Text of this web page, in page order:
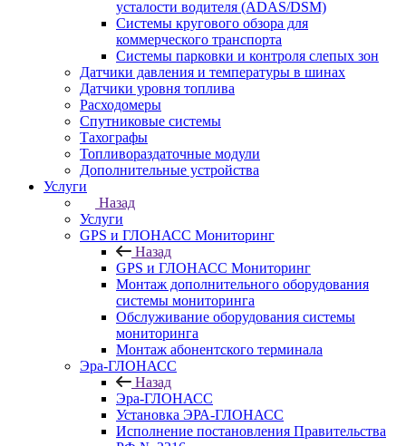
усталости водителя (ADAS/DSM)
Системы кругового обзора для
коммерческого транспорта
Системы парковки и контроля слепых зон
Датчики давления и температуры в шинах
Датчики уровня топлива
Расходомеры
Спутниковые системы
Тахографы
Топливораздаточные модули
Дополнительные устройства
Услуги
Назад
Услуги
GPS и ГЛОНАСС Мониторинг
Назад
GPS и ГЛОНАСС Мониторинг
Монтаж дополнительного оборудования
системы мониторинга
Обслуживание оборудования системы
мониторинга
Монтаж абонентского терминала
Эра-ГЛОНАСС
Назад
Эра-ГЛОНАСС
Установка ЭРА-ГЛОНАСС
Исполнение постановления Правительства